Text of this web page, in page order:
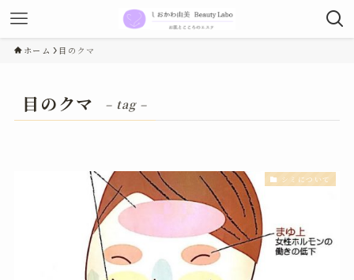
ホーム 目のクマ
目のクマ – tag –
シミについて